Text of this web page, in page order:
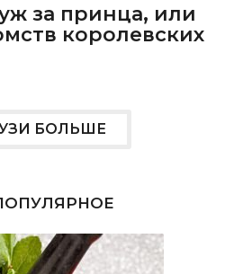
за принца, или
королевских
БОЛЬШЕ